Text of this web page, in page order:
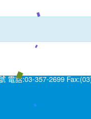
話:03-357-2699